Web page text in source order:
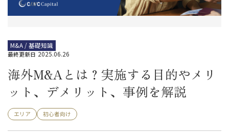
M&A / 基礎知識
最終更新日 2025.06.26
海外M&Aとは？実施する目的やメリ
ット、デメリット、事例を解説
エリア 初心者向け